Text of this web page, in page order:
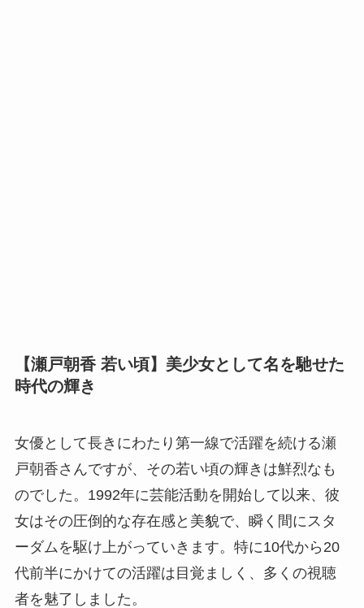
【瀬戸朝香 若い頃】美少女として名を馳せた
時代の輝き
女優として長きにわたり第一線で活躍を続ける瀬
戸朝香さんですが、その若い頃の輝きは鮮烈なも
のでした。1992年に芸能活動を開始して以来、彼
女はその圧倒的な存在感と美貌で、瞬く間にスタ
ーダムを駆け上がっていきます。特に10代から20
代前半にかけての活躍は目覚ましく、多くの視聴
者を魅了しました。